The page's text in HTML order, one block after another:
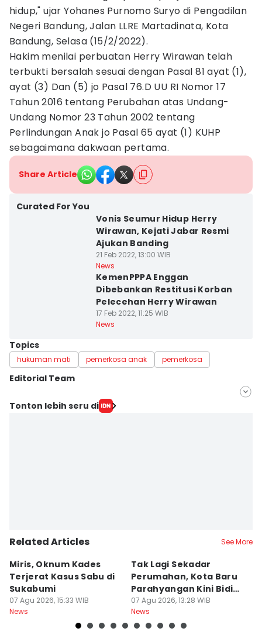
hidup," ujar Yohanes Purnomo Suryo di Pengadilan
Negeri Bandung, Jalan LLRE Martadinata, Kota
Bandung, Selasa (15/2/2022).
Hakim menilai perbuatan Herry Wirawan telah
terbukti bersalah sesuai dengan Pasal 81 ayat (1),
ayat (3) Dan (5) jo Pasal 76.D UU RI Nomor 17
Tahun 2016 tentang Perubahan atas Undang-
Undang Nomor 23 Tahun 2002 tentang
Perlindungan Anak jo Pasal 65 ayat (1) KUHP
sebagaimana dakwaan pertama.
Share Article
Curated For You
Vonis Seumur Hidup Herry
Wirawan, Kejati Jabar Resmi
Ajukan Banding
21 Feb 2022, 13:00 WIB
News
KemenPPPA Enggan
Dibebankan Restitusi Korban
Pelecehan Herry Wirawan
17 Feb 2022, 11:25 WIB
News
Topics
hukuman mati pemerkosa anak pemerkosa
Editorial Team
Editor
Tonton lebih seru di
Related Articles See More
Miris, Oknum Kades
Terjerat Kasus Sabu di
Sukabumi
07 Agu 2026, 15:33 WIB
News
Tak Lagi Sekadar
Perumahan, Kota Baru
Parahyangan Kini Bidik
Wisatawan
07 Agu 2026, 13:28 WIB
News